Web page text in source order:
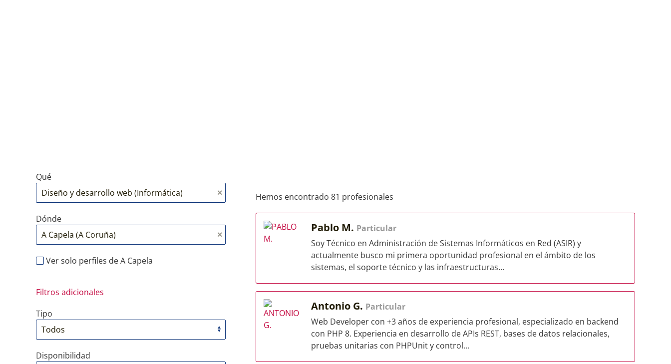
Qué
Dónde
Ver solo perfiles de A Capela
Filtros adicionales
Tipo
Disponibilidad
Hemos encontrado 81 profesionales
Pablo M. Particular
Soy Técnico en Administración de Sistemas Informáticos en Red (ASIR) y
actualmente busco mi primera oportunidad profesional en el ámbito de los
sistemas, el soporte técnico y las infraestructuras...
Antonio G. Particular
Web Developer con +3 años de experiencia profesional, especializado en backend
con PHP 8. Experiencia en desarrollo de APIs REST, bases de datos relacionales,
pruebas unitarias con PHPUnit y control...